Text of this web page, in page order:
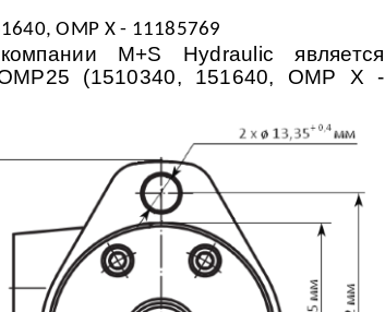
ОМР Х - 11185769
M+S Hydraulic является
P25 (1510340, 151640, ОМР Х -